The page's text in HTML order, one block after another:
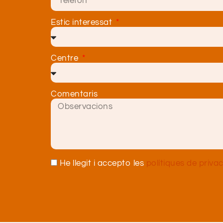
Estic interessat
Centre
Comentaris
He llegit i accepto les polítiques de